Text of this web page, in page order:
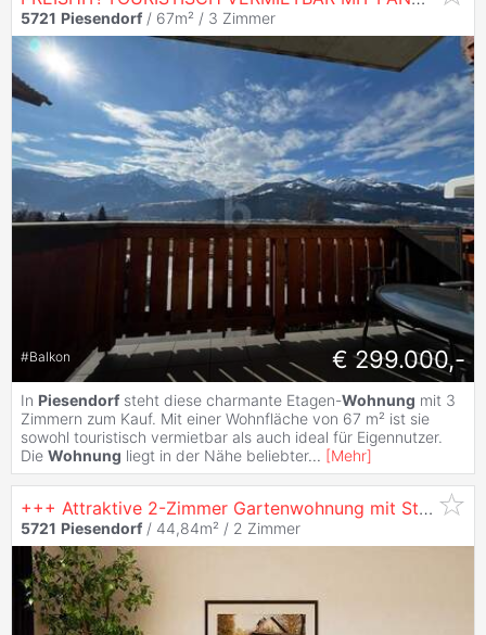
5721 Piesendorf / 67m² / 3 Zimmer
#Balkon € 299.000,-
In Piesendorf steht diese charmante Etagen-Wohnung mit 3
Zimmern zum Kauf. Mit einer Wohnfläche von 67 m² ist sie
sowohl touristisch vermietbar als auch ideal für Eigennutzer.
Die Wohnung liegt in der Nähe beliebter... [Mehr]
+++ Attraktive 2-Zimmer Gartenwohnung mit Steinfassade in Südlage +++
5721 Piesendorf / 44,84m² / 2 Zimmer